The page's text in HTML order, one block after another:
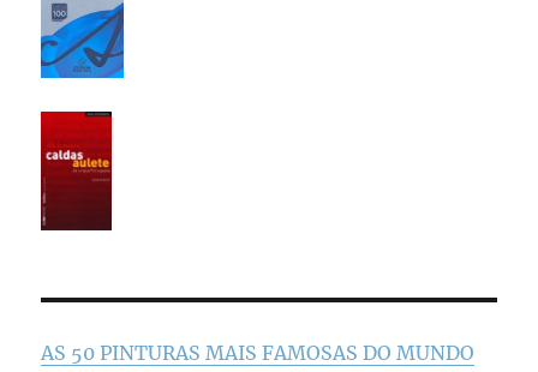
AS 50 PINTURAS MAIS FAMOSAS DO MUNDO